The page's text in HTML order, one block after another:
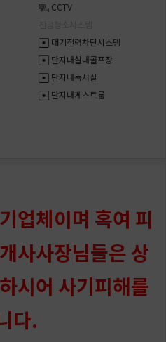
CCTV
대기전력차단시스템
단지내실내골프장
단지내독서실
단지내게스트룸
업체이며 혹여 피
사사장님들은 상
시어 사기피해를
다.